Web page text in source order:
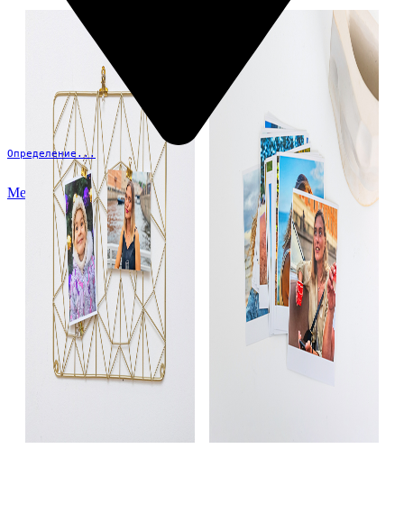
Определение...
Меню